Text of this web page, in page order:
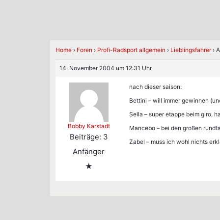
Home › Foren › Profi-Radsport allgemein › Lieblingsfahrer ›
14. November 2004 um 12:31 Uhr
Bobby Karstadt
Beiträge: 3
Anfänger
★
nach dieser saison:
Bettini – will immer gewinnen
Sella – super etappe beim giro,
Mancebo – bei den großen
Zabel – muss ich wohl nichts